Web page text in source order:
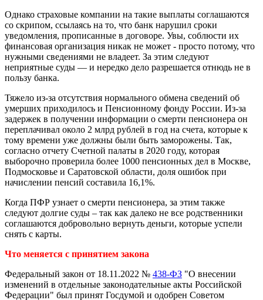
Однако страховые компании на такие выплаты соглашаются
со скрипом, ссылаясь на то, что банк нарушил сроки
уведомления, прописанные в договоре. Увы, соблюсти их
финансовая организация никак не может - просто потому, что
нужными сведениями не владеет. За этим следуют
неприятные суды — и нередко дело разрешается отнюдь не в
пользу банка.
Тяжело из-за отсутствия нормального обмена сведений об
умерших приходилось и Пенсионному фонду России. Из-за
задержек в получении информации о смерти пенсионера он
переплачивал около 2 млрд рублей в год на счета, которые к
тому времени уже должны были быть заморожены. Так,
согласно отчету Счетной палаты в 2020 году, которая
выборочно проверила более 1000 пенсионных дел в Москве,
Подмосковье и Саратовской области, доля ошибок при
начислении пенсий составила 16,1%.
Когда ПФР узнает о смерти пенсионера, за этим также
следуют долгие суды – так как далеко не все родственники
соглашаются добровольно вернуть деньги, которые успели
снять с карты.
Что меняется с принятием закона
Федеральный закон от 18.11.2022 № 438-ФЗ "О внесении
изменений в отдельные законодательные акты Российской
Федерации" был принят Госдумой и одобрен Советом